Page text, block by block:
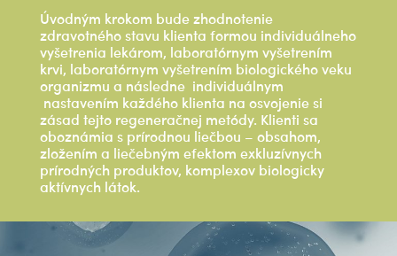
Úvodným krokom bude zhodnotenie
zdravotného stavu klienta formou individuálneho
vyšetrenia lekárom, laboratórnym vyšetrením
krvi, laboratórnym vyšetrením biologického veku
organizmu a následne individuálnym
nastavením každého klienta na osvojenie si
zásad tejto regeneračnej metódy. Klienti sa
oboznámia s prírodnou liečbou – obsahom,
zložením a liečebným efektom exkluzívnych
prírodných produktov, komplexov biologicky
aktívnych látok.